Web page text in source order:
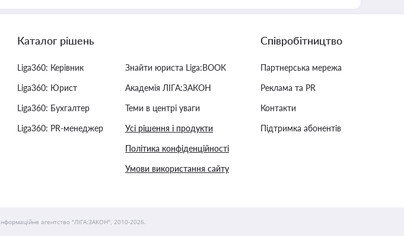
Каталог рішень
Liga360: Керівник
Liga360: Юрист
Liga360: Бухгалтер
Liga360: PR-менеджер
Знайти юриста Liga:BOOK
Академія ЛІГА:ЗАКОН
Теми в центрі уваги
Усі рішення і продукти
Політика конфіденційності
Умови використання сайту
Співробітництво
Партнерська мережа
Реклама та PR
Контакти
Підтримка абонентів
агентство "ЛІГА:ЗАКОН", 2010-2026.